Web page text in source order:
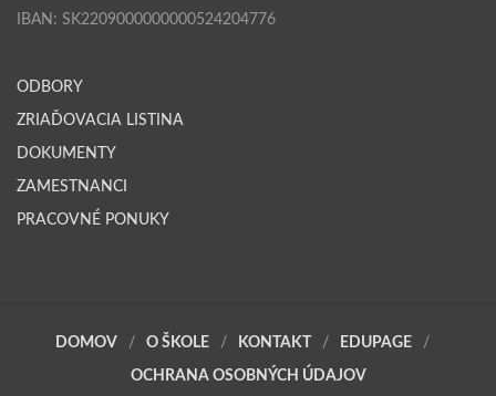
IBAN: SK2209000000000524204776
ODBORY
ZRIAĎOVACIA LISTINA
DOKUMENTY
ZAMESTNANCI
PRACOVNÉ PONUKY
DOMOV O ŠKOLE KONTAKT EDUPAGE
OCHRANA OSOBNÝCH ÚDAJOV